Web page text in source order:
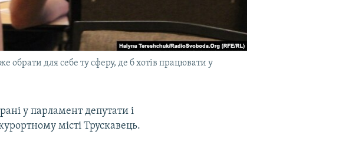
обрати для себе ту сферу, де б хотів працювати у
у парламент депутати і
місті Трускавець.